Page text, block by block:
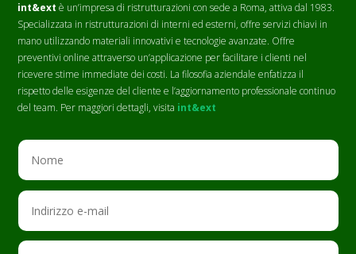
int&ext è un’impresa di ristrutturazioni con sede a Roma, attiva dal 1983.
Specializzata in ristrutturazioni di interni ed esterni, offre servizi chiavi in
mano utilizzando materiali innovativi e tecnologie avanzate. Offre
preventivi online attraverso un’applicazione per facilitare i clienti nel
ricevere stime immediate dei costi. La filosofia aziendale enfatizza il
rispetto delle esigenze del cliente e l’aggiornamento professionale continuo
del team. Per maggiori dettagli, visita int&ext